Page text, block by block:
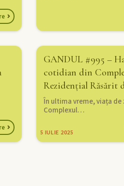
GANDUL #995 –
cotidian din
Rezidențial Răsărit
5 IULIE 2025
În ultima vreme, viața de
Complexul…